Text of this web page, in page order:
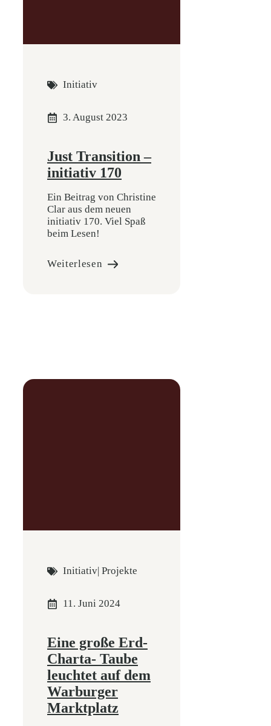
Initiativ
3. August 2023
Just Transition –
initiativ 170
Ein Beitrag von Christine
Clar aus dem neuen
initiativ 170. Viel Spaß
beim Lesen!
Weiterlesen
Initiativ| Projekte
11. Juni 2024
Eine große Erd-
Charta- Taube
leuchtet auf dem
Warburger
Marktplatz